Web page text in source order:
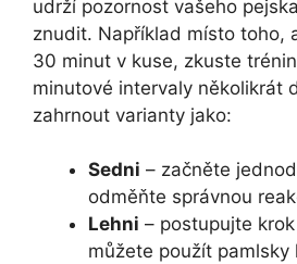
udrží pozornost vašeho
znudit. Například místo toho,
30 minut v kuse, zkuste
minutové intervaly několikrát
zahrnout varianty jako:
Sedni – začněte
odměňte správnou
Lehni – postupujte
můžete použít pamlsky